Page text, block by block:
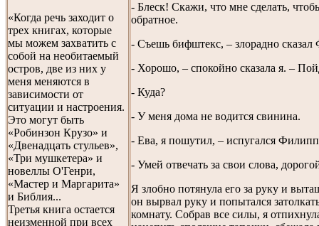
«Когда речь заходит о
трех книгах, которые
мы можем захватить с
собой на необитаемый
остров, две из них у
меня меняются в
зависимости от
ситуации и настроения.
Это могут быть
«Робинзон Крузо» и
«Двенадцать стульев»,
«Три мушкетера» и
новеллы О'Генри,
«Мастер и Маргарита»
и Библия...
Третья книга остается
неизменной при всех
- Блеск! Скажи, что мне сделать,
обратное.
- Съешь бифштекс, – злорадно
- Хорошо, – спокойно сказала я. –
- Куда?
- У меня дома не водится свинина.
- Ева, я пошутил, – испугался
- Умей отвечать за свои слова,
Я злобно потянула его за руку и
он вырвал руку и попытался
комнату. Собрав все силы, я